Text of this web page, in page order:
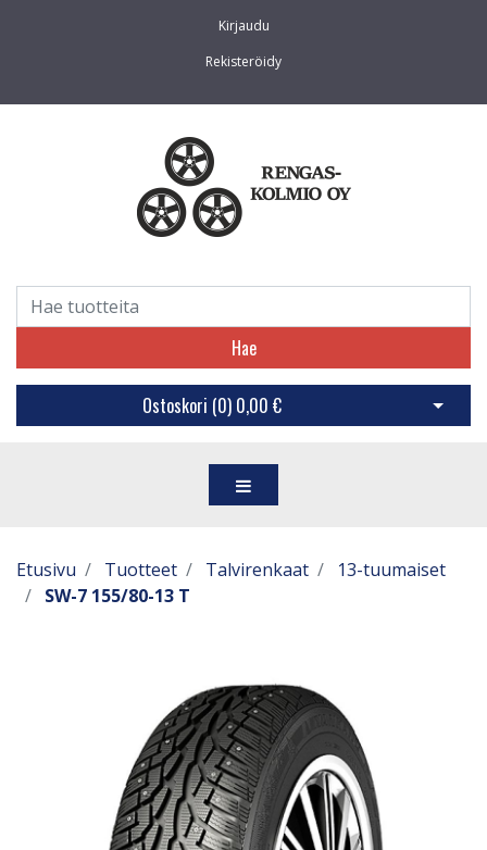
Kirjaudu
Rekisteröidy
Hae
Ostoskori (0) 0,00 € Avaa
Etusivu Tuotteet Talvirenkaat
13-tuumaiset
SW-7 155/80-13 T